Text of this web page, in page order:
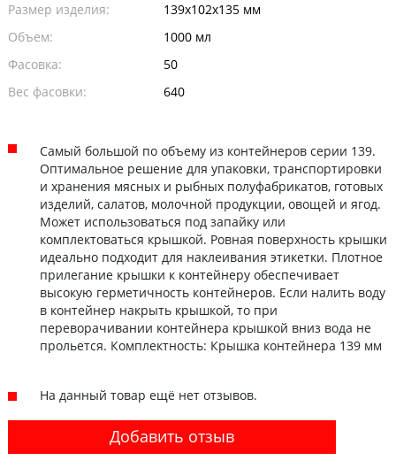
Размер изделия:
139х102х135 мм
Объем:
1000 мл
Фасовка:
50
Вес фасовки:
640
Самый большой по объему из контейнеров серии 139.
Оптимальное решение для упаковки, транспортировки
и хранения мясных и рыбных полуфабрикатов, готовых
изделий, салатов, молочной продукции, овощей и ягод.
Может использоваться под запайку или
комплектоваться крышкой. Ровная поверхность крышки
идеально подходит для наклеивания этикетки. Плотное
прилегание крышки к контейнеру обеспечивает
высокую герметичность контейнеров. Если налить воду
в контейнер накрыть крышкой, то при
переворачивании контейнера крышкой вниз вода не
прольется. Комплектность: Крышка контейнера 139 мм
На данный товар ещё нет отзывов.
Добавить отзыв